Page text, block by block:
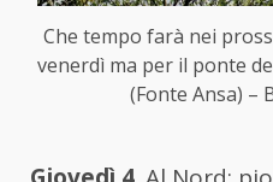
Che tempo farà nei
venerdì ma per il ponte
(Fonte Ansa) –